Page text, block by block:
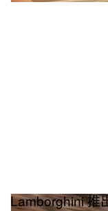
Lamborghini 推